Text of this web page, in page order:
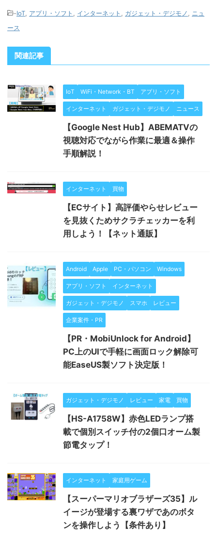
-IoT アプリ・ソフト インターネット ガジェット・デジモノ
ニュ
ース
関連記事
IoT WiFi・Network・BT アプリ・ソフト
インターネット ガジェット・デジモノ ニュース
【Google Nest Hub】ABEMATVの
視聴対応でながら作業に最適＆操作
手順解説！
インターネット 買物
【ECサイト】高評価やらせレビュー
を見抜くためサクラチェッカーを利
用しよう！【ネット通販】
Android Apple PC・パソコン Windows
アプリ・ソフト インターネット
ガジェット・デジモノ スマホ レビュー
企業案件・PR
【PR・MobiUnlock for Android】
PC上のUIで手軽に画面ロック解除可
能EaseUS製ソフト決定版！
ガジェット・デジモノ レビュー 家電 買物
【HS-A1758W】赤色LEDランプ搭
載で個別スイッチ付の2個口オーム製
節電タップ！
インターネット 家庭用ゲーム
【スーパーマリオブラザーズ35】ル
イージが登場する裏ワザであのボタ
ンを操作しよう【条件あり】